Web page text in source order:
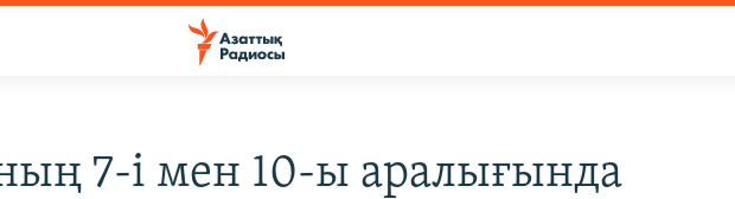
7-i мен 10-ы аралығында